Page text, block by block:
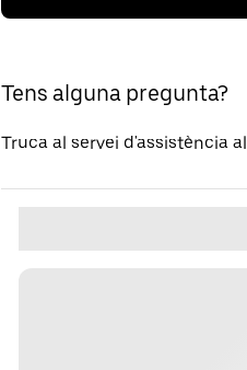
Tens alguna pregunta?
Truca al servei d'assistència al